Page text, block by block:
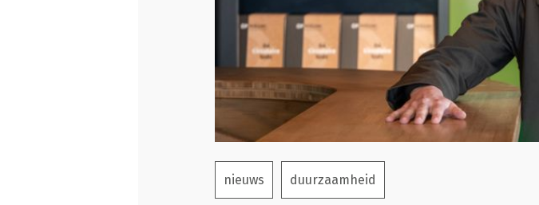
nieuws duurzaamheid